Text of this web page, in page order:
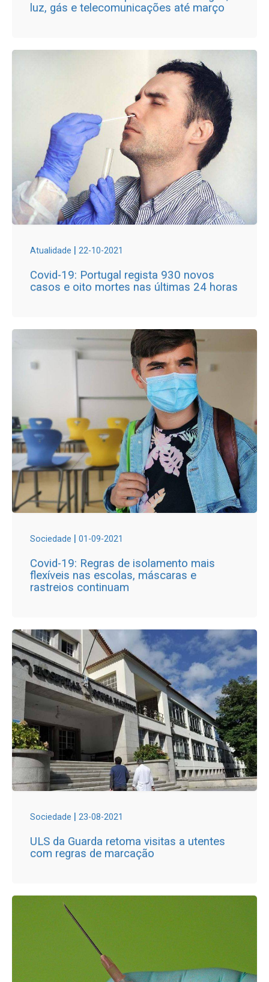
luz, gás e telecomunicações até março
Atualidade | 22-10-2021
Covid-19: Portugal regista 930 novos
casos e oito mortes nas últimas 24 horas
Sociedade | 01-09-2021
Covid-19: Regras de isolamento mais
flexíveis nas escolas, máscaras e
rastreios continuam
Sociedade | 23-08-2021
ULS da Guarda retoma visitas a utentes
com regras de marcação